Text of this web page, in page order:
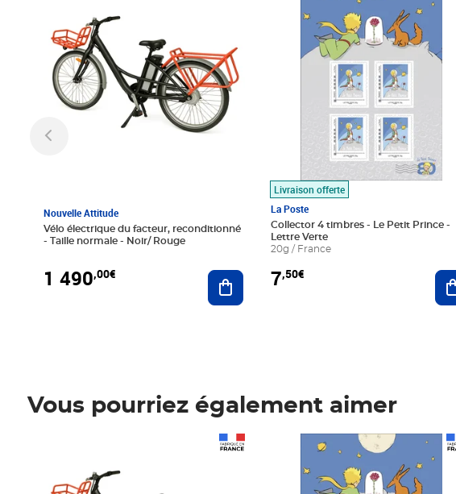
Nouvelle Attitude
Vélo électrique du facteur, reconditionné
- Taille normale - Noir/ Rouge
1 490,00€ Ajouter au panier
Livraison offerte
La Poste
Collector 4 timbres - Le Petit Prince -
Lettre Verte
20g / France
7,50€
Vous pourriez également aimer
Prix 7,50€